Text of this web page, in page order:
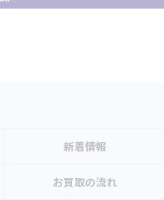
新着情報
お買取の流れ